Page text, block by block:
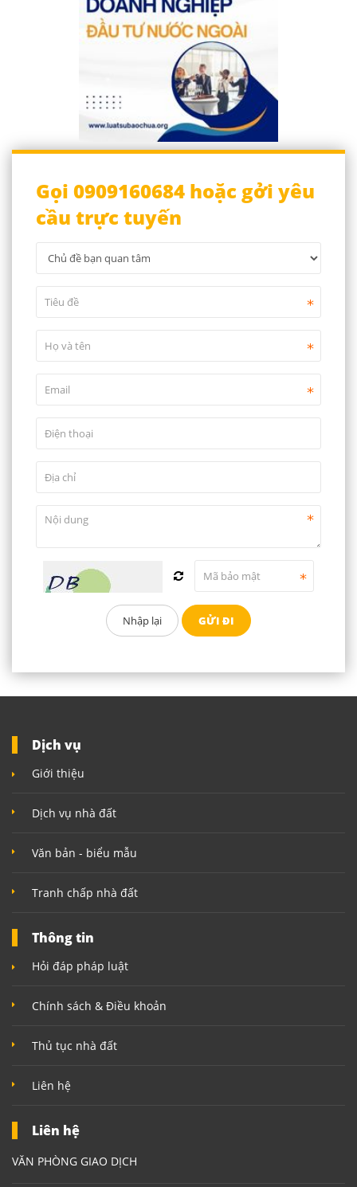
Gọi 0909160684 hoặc gởi yêu
cầu trực tuyến
Dịch vụ
Giới thiệu
Dịch vụ nhà đất
Văn bản - biểu mẫu
Tranh chấp nhà đất
Thông tin
Hỏi đáp pháp luật
Chính sách & Điều khoản
Thủ tục nhà đất
Liên hệ
Liên hệ
VĂN PHÒNG GIAO DỊCH